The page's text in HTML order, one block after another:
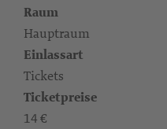
Raum
Hauptraum
Einlassart
Tickets
Ticketpreise
14 €